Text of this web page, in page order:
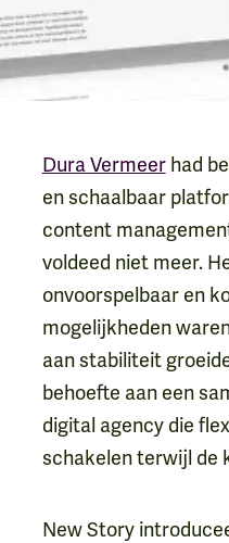
Dura Vermeerhad
en schaalbaar
content
voldeed niet meer.
onvoorspelbaar en
mogelijkheden
aan stabiliteit
behoefte aan een
digital agency die
schakelen terwijl de
New Story